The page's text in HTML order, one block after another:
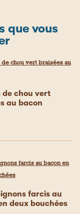
que vous
chou vert braisées au
de chou vert
au bacon
farcis au bacon en
farcis au
deux bouchées